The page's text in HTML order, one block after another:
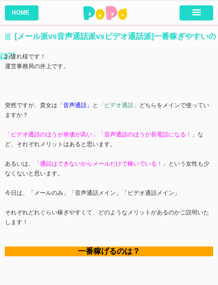
HOME
[メール派vs音声通話派vsビデオ通話派]一番稼ぎやすいの
は?!
お疲れ様です！
運営事務局の井上です。
突然ですが、貴女は 「音声通話」 と 「ビデオ通話」
どちらをメインで使ってい
ますか？
「ビデオ通話のほうが単価が高い」「音声通話のほうが長電話になる！」 な
ど、それぞれメリットはあると思います。
あるいは、 「通話はできないからメールだけで稼いでいる！」
という女性も少
なくないと思います。
今日は、「メールのみ」「音声通話メイン」「ビデオ通話メイン」
それぞれどれぐらい稼ぎやすくて、どのようなメリットがあるのかご説明いた
します！
一番稼げるのは？